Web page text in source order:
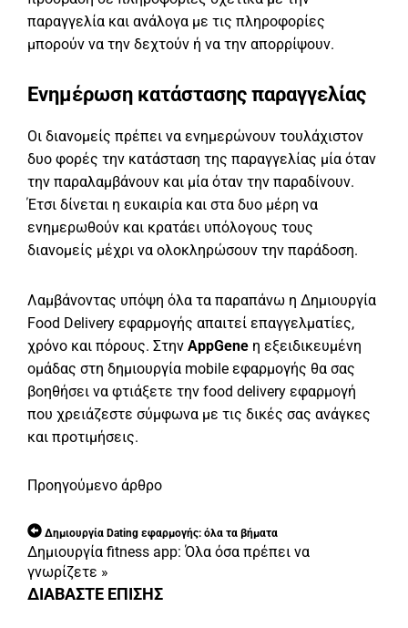
παραγγελία και ανάλογα με τις πληροφορίες
μπορούν να την δεχτούν ή να την απορρίψουν.
Ενημέρωση κατάστασης παραγγελίας
Οι διανομείς πρέπει να ενημερώνουν τουλάχιστον
δυο φορές την κατάσταση της παραγγελίας μία όταν
την παραλαμβάνουν και μία όταν την παραδίνουν.
Έτσι δίνεται η ευκαιρία και στα δυο μέρη να
ενημερωθούν και κρατάει υπόλογους τους
διανομείς μέχρι να ολοκληρώσουν την παράδοση.
Λαμβάνοντας υπόψη όλα τα παραπάνω η Δημιουργία
Food Delivery εφαρμογής απαιτεί επαγγελματίες,
χρόνο και πόρους. Στην AppGene η εξειδικευμένη
ομάδας στη δημιουργία mobile εφαρμογής θα σας
βοηθήσει να φτιάξετε την food delivery εφαρμογή
που χρειάζεστε σύμφωνα με τις δικές σας ανάγκες
και προτιμήσεις.
Προηγούμενο άρθρο
Δημιουργία Dating εφαρμογής: όλα τα βήματα
Δημιουργία fitness app: Όλα όσα πρέπει να
γνωρίζετε »
ΔΙΑΒΑΣΤΕ ΕΠΙΣΗΣ